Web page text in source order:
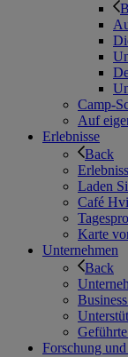
Camp-
Auf
Erlebnisse
Back
Laden
Café
Karte
Unternehmen
Back
Forschung